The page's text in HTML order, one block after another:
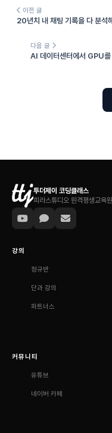
이전 글
20년치 내 채팅 기록을 다 분
다음 글
AI 데이터센터에서 GPU
투더제이 코딩클래스
피라스튜디오 원격평생교육원
강의
정규반
단과 강의
파트너스
커뮤니티
유튜브
네이버 카페